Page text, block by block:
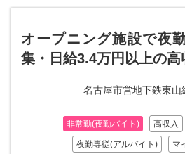
オープニング施設で夜
集・日給3.4万円以上の高
名古屋市営地下鉄東山
非常勤(夜勤バイト) 高収入
夜勤専従(アルバイト) マ